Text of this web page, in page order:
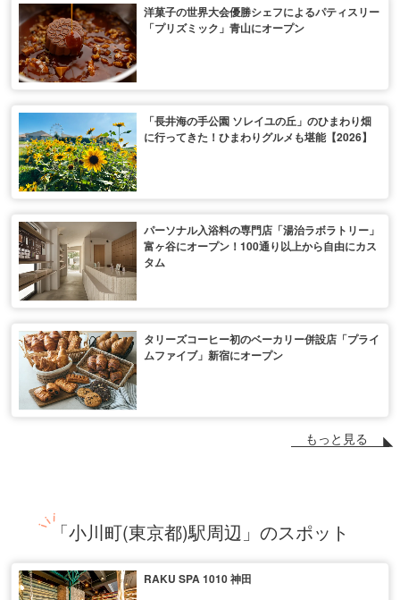
洋菓子の世界大会優勝シェフによるパティスリー
「プリズミック」青山にオープン
「長井海の手公園 ソレイユの丘」のひまわり畑
に行ってきた！ひまわりグルメも堪能【2026】
パーソナル入浴料の専門店「湯治ラボラトリー」
富ヶ谷にオープン！100通り以上から自由にカス
タム
タリーズコーヒー初のベーカリー併設店「プライ
ムファイブ」新宿にオープン
もっと見る
「小川町(東京都)駅周辺」のスポット
RAKU SPA 1010 神田